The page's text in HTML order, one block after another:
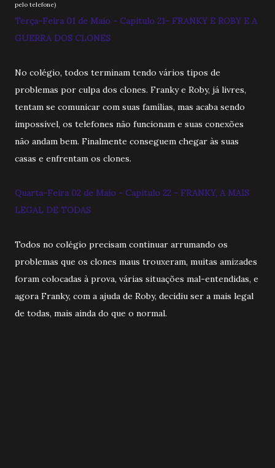
pelo telefone)
Terça-Feira 01 de Maio - Capitulo 21- FRANKY E ROBY E A
GUERRA DOS CLONES
No colégio, todos terminam tendo vários tipos de
problemas por culpa dos clones. Franky e Roby, já livres,
tentam se comunicar com suas famílias, mas acaba sendo
impossível, os telefones não funcionam e suas conexões
não andam bem. Finalmente conseguem chegar às suas
casas e enfrentam os clones.
Quarta-Feira 02 de Maio - Capitulo 22 - FRANKY, A MAIS
LEGAL DE TODAS
Todos no colégio precisam continuar arrumando os
problemas que os clones maus trouxeram, muitas amizades
foram colocadas à prova, várias situações mal-entendidas, e
agora Franky, com a ajuda de Roby, decidiu ser a mais legal
de todas, mais ainda do que o normal.